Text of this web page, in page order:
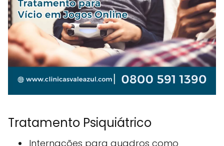
Tratamento Psiquiátrico
Internações para quadros como